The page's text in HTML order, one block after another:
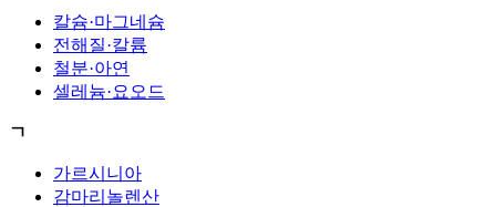
칼슘·마그네슘
전해질·칼륨
철분·아연
셀레늄·요오드
ㄱ
가르시니아
감마리놀렌산